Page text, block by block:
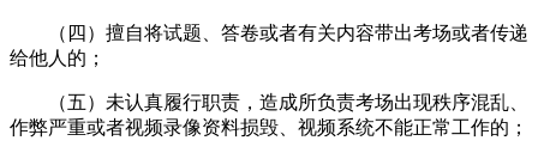
（四）擅自将试题、答卷或者有关内容带出考场或者传递
给他人的；
（五）未认真履行职责，造成所负责考场出现秩序混乱、
作弊严重或者视频录像资料损毁、视频系统不能正常工作的；